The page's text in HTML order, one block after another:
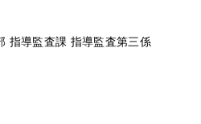
指導監査課 指導監査第三係